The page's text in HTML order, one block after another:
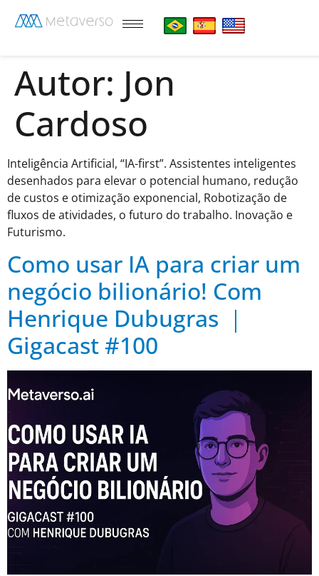
Autor: Jon
Cardoso
Inteligência Artificial, “IA-first”. Assistentes inteligentes
desenhados para elevar o potencial humano, redução
de custos e otimização exponencial, Robotização de
fluxos de atividades, o futuro do trabalho. Inovação e
Futurismo.
Como usar IA para criar um
negócio bilionário! Com
Henrique Dubugras ｜
Gigacast #100